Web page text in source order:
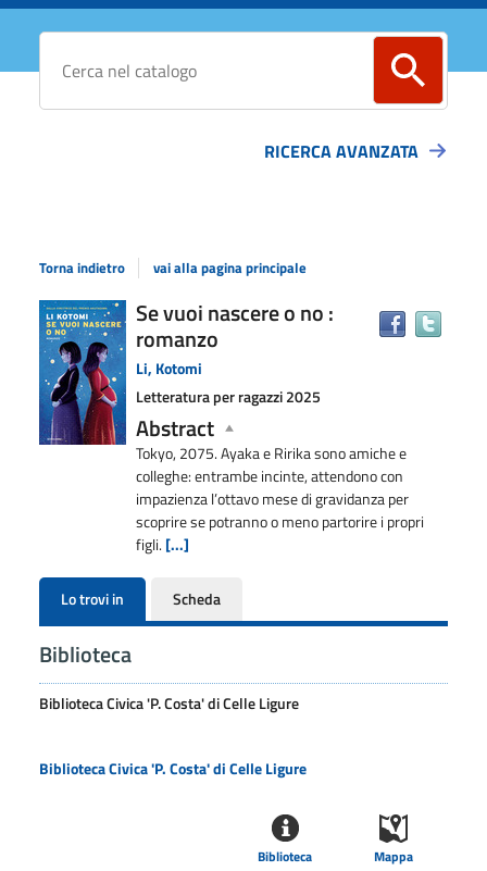
Cerca su "Catalogo"
RICERCA AVANZATA
Torna indietro vai alla pagina principale
Dettaglio
del
documento
Se vuoi nascere o no :
romanzo
Li, Kotomi
Letteratura per ragazzi2025
Abstract
Tokyo, 2075. Ayaka e Ririka sono amiche e
colleghe: entrambe incinte, attendono con
impazienza l’ottavo mese di gravidanza per
scoprire se potranno o meno partorire i propri
figli. [...]
Lo trovi in Scheda
Biblioteca
Biblioteca Civica 'P. Costa' di Celle Ligure
Biblioteca Civica 'P. Costa' di Celle Ligure
Mappa
Biblioteca